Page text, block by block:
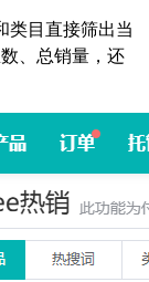
类目直接筛出当
、总销量，还